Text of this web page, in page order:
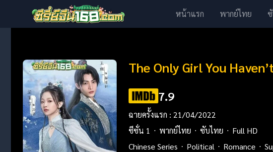
หน้าแรก พากย์ไทย
The Only Girl You
7.9
ฉายครั้งแรก : 21/04/2022
ซีซั่น 1
พากย์ไทย ซับไทย
Full HD
Chinese Series
Political Romance